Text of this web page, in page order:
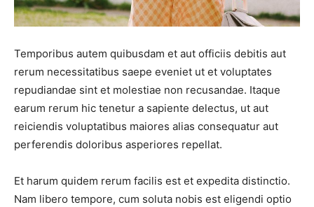
Temporibus autem quibusdam et aut officiis debitis aut
rerum necessitatibus saepe eveniet ut et voluptates
repudiandae sint et molestiae non recusandae. Itaque
earum rerum hic tenetur a sapiente delectus, ut aut
reiciendis voluptatibus maiores alias consequatur aut
perferendis doloribus asperiores repellat.
Et harum quidem rerum facilis est et expedita distinctio.
Nam libero tempore, cum soluta nobis est eligendi optio